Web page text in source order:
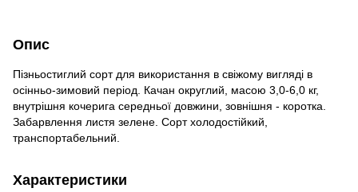
Опис
Пізньостиглий сорт для використання в свіжому вигляді в
осінньо-зимовий період. Качан округлий, масою 3,0-6,0 кг,
внутрішня кочерига ​​середньої довжини, зовнішня - коротка.
Забарвлення листя зелене. Сорт холодостійкий,
транспортабельний.
Характеристики